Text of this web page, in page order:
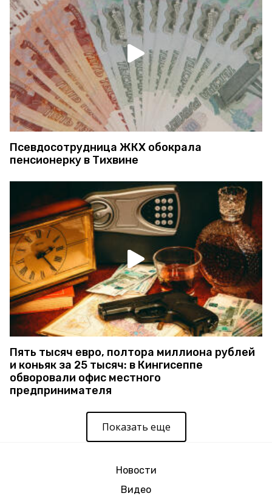
Псевдосотрудница ЖКХ обокрала
пенсионерку в Тихвине
Пять тысяч евро, полтора миллиона рублей
и коньяк за 25 тысяч: в Кингисеппе
обворовали офис местного
предпринимателя
Показать еще
Новости
Видео